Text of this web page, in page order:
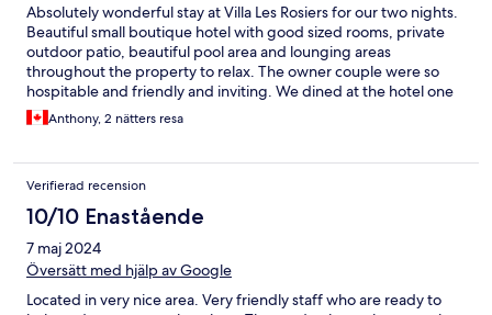
Absolutely wonderful stay at Villa Les Rosiers for our two nights.
Beautiful small boutique hotel with good sized rooms, private
outdoor patio, beautiful pool area and lounging areas
throughout the property to relax. The owner couple were so
hospitable and friendly and inviting. We dined at the hotel one
night and it was by far our best dining experience during our
entire time in France!! The chef did an exquisite meal for us both
was fantastic. Would highly recommend this boutique hotel.
Anthony, 2 nätters resa
Verifierad recension
10/10 Enastående
7 maj 2024
Översätt med hjälp av Google
Located in very nice area. Very friendly staff who are ready to